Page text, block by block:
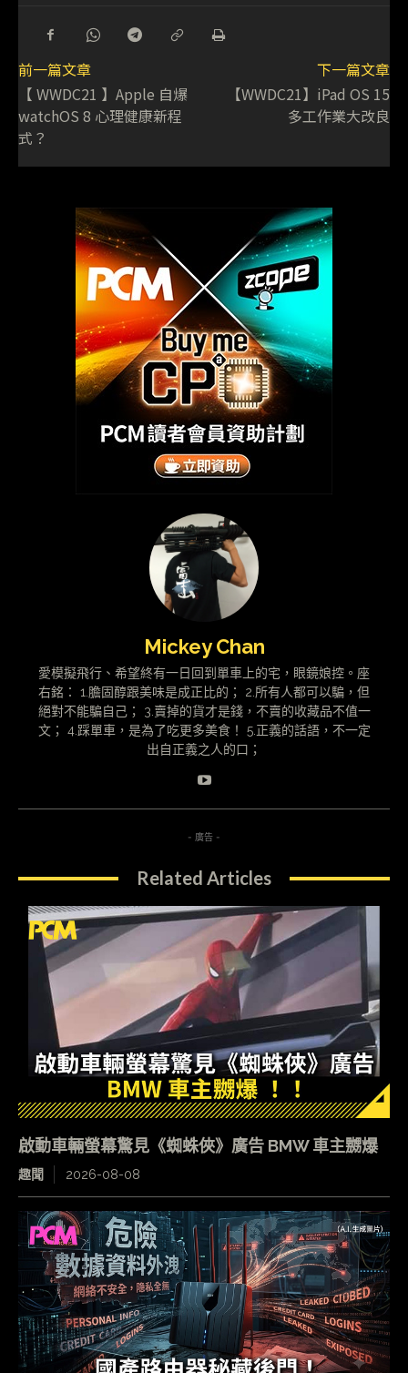
前一篇文章
【 WWDC21 】Apple 自爆
watchOS 8 心理健康新程
式？
下一篇文章
【WWDC21】iPad OS 15
多工作業大改良
Mickey Chan
愛模擬飛行、希望終有一日回到單車上的宅，眼鏡娘控。座
右銘： 1.膽固醇跟美味是成正比的； 2.所有人都可以騙，但
絕對不能騙自己； 3.賣掉的貨才是錢，不賣的收藏品不值一
文； 4.踩單車，是為了吃更多美食！ 5.正義的話語，不一定
出自正義之人的口；
- 廣告 -
Related Articles
啟動車輛螢幕驚見《蜘蛛俠》廣告 BMW 車主嬲爆
趣聞 2026-08-08